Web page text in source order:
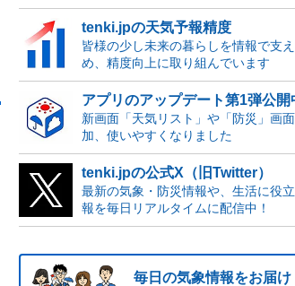
tenki.jpの天気予報精度
皆様の少し未来の暮らしを情報で支
め、精度向上に取り組んでいます
アプリのアップデート第1弾公開
新画面「天気リスト」や「防災」画
加、使いやすくなりました
tenki.jpの公式X（旧Twitter）
最新の気象・防災情報や、生活に役
報を毎日リアルタイムに配信中！
毎日の気象情報をお届け